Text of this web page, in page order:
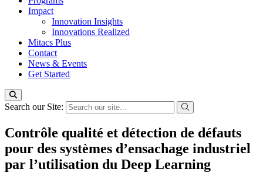
Impact
Innovation Insights
Innovations Realized
Mitacs Plus
Contact
News & Events
Get Started
Search our Site:
Contrôle qualité et détection de défauts
pour des systèmes d’ensachage industriel
par l’utilisation du Deep Learning